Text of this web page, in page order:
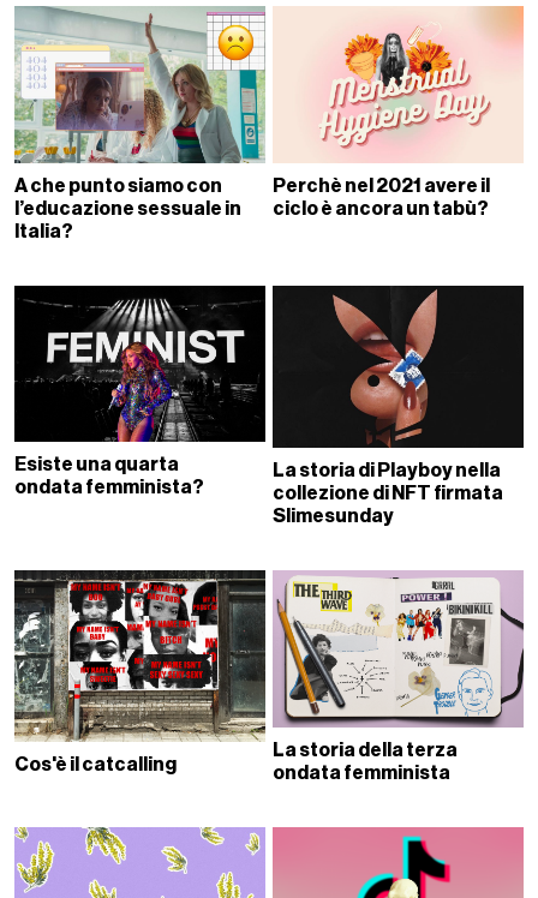
A che punto siamo con
l’educazione sessuale in
Italia?
Perchè nel 2021 avere il
ciclo è ancora un tabù?
Esiste una quarta
ondata femminista?
La storia di Playboy nella
collezione di NFT firmata
Slimesunday
Cos'è il catcalling
La storia della terza
ondata femminista